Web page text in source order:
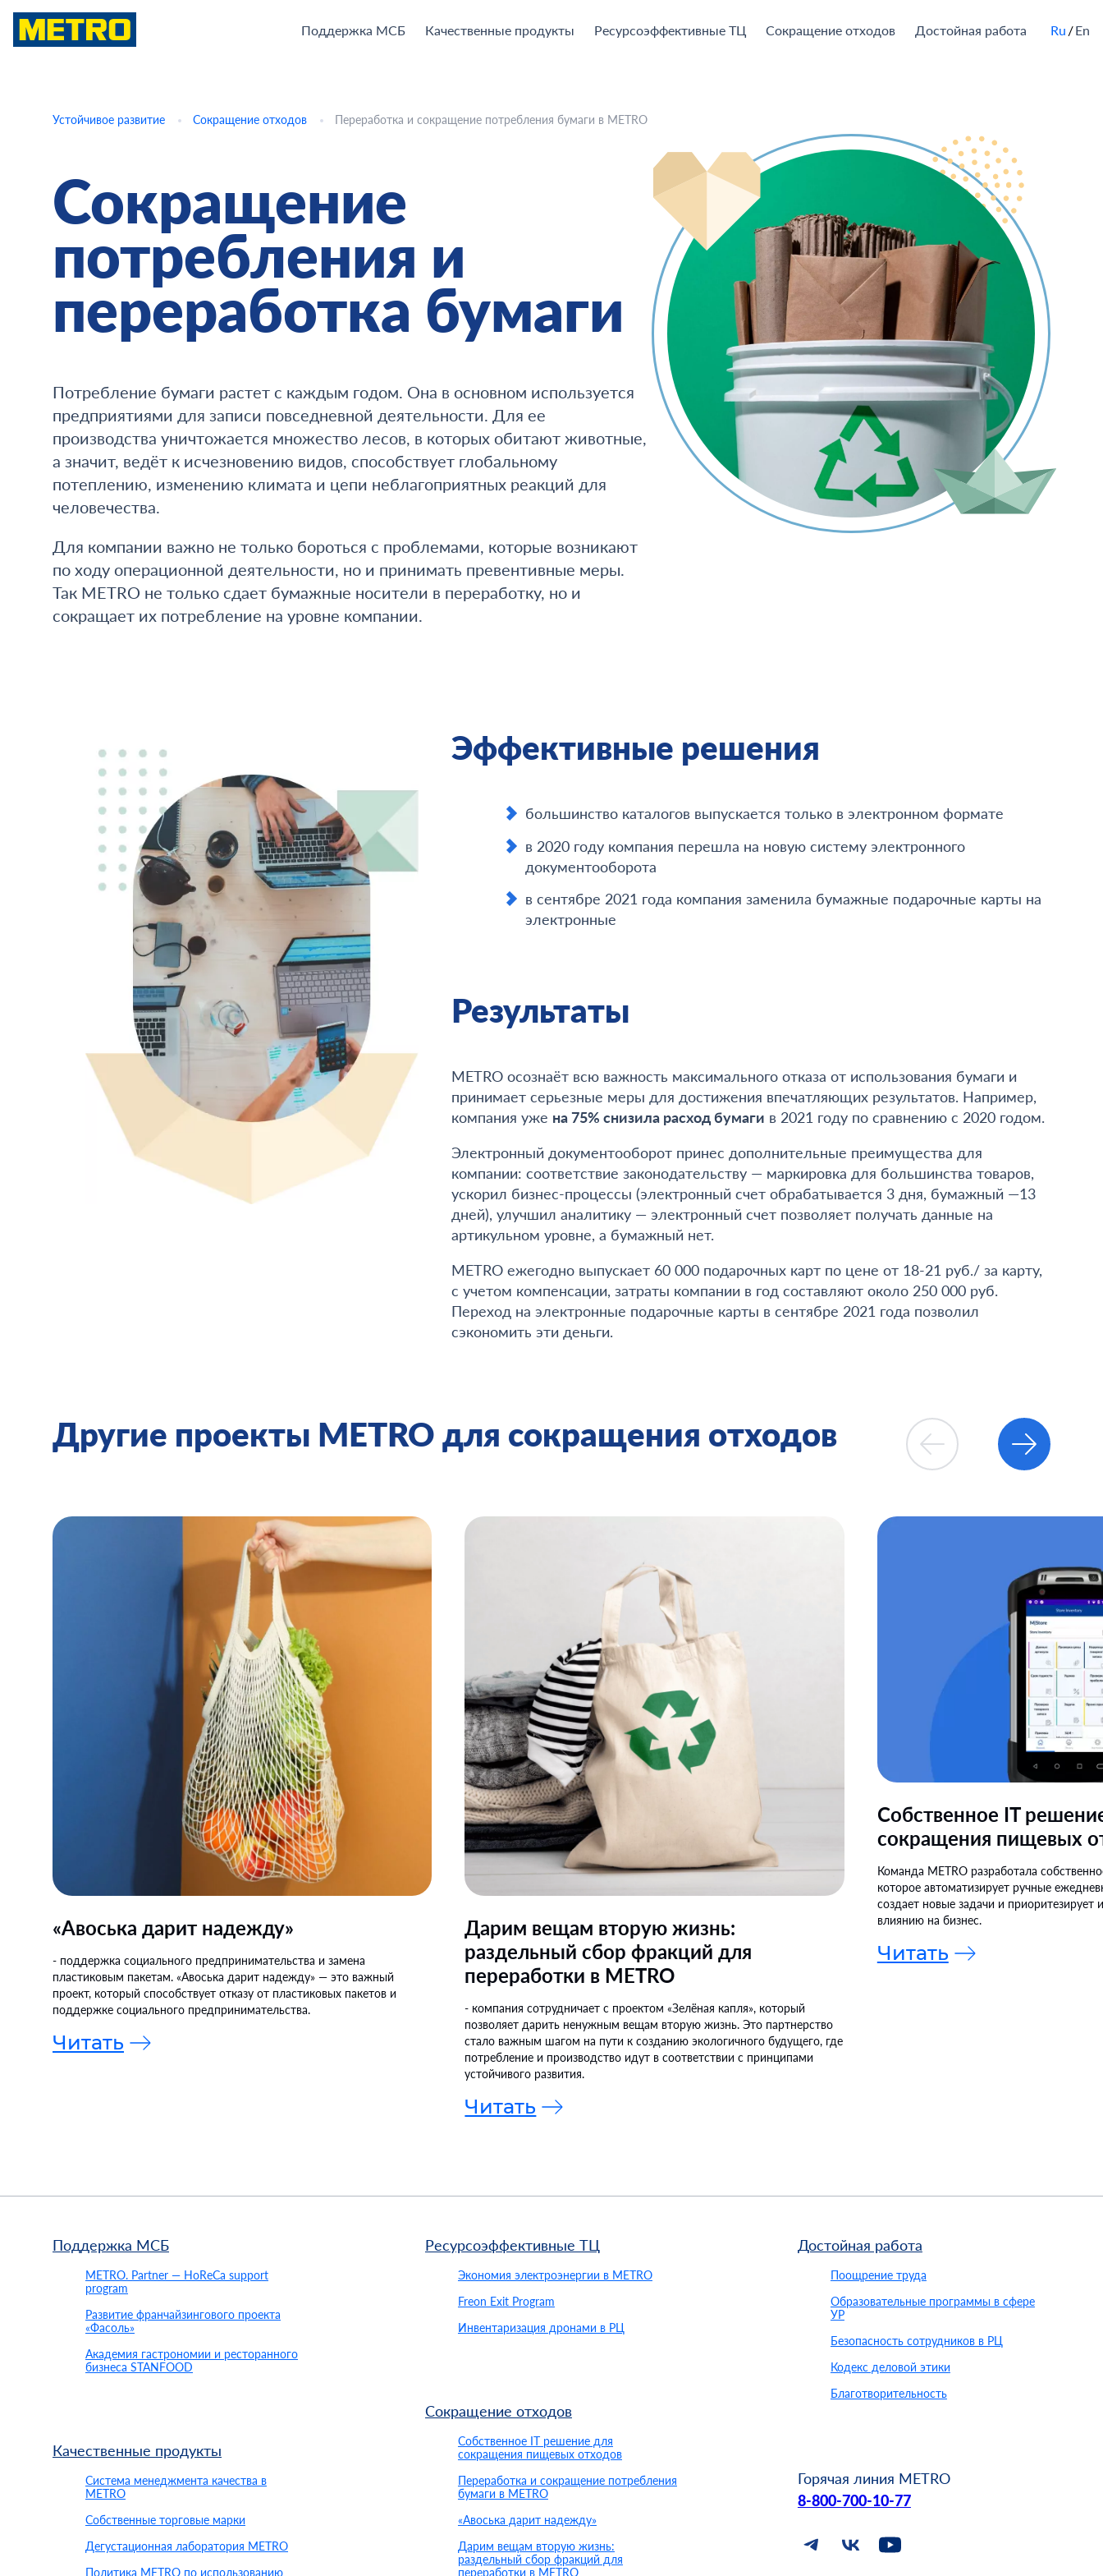
Поддержка МСБ Качественные продукты Ресурсоэффективные ТЦ Сокращение отходов Достойная работа Ru En
Устойчивое развитие Сокращение отходов Переработка и сокращение потребления бумаги в METRO
Сокращение
потребления и
переработка бумаги
Потребление бумаги растет с каждым годом. Она в основном используется
предприятиями для записи повседневной деятельности. Для ее
производства уничтожается множество лесов, в которых обитают животные,
а значит, ведёт к исчезновению видов, способствует глобальному
потеплению, изменению климата и цепи неблагоприятных реакций для
человечества.
Для компании важно не только бороться с проблемами, которые возникают
по ходу операционной деятельности, но и принимать превентивные меры.
Так METRO не только сдает бумажные носители в переработку, но и
сокращает их потребление на уровне компании.
Эффективные решения
большинство каталогов выпускается только в электронном формате
в 2020 году компания перешла на новую систему электронного
документооборота
в сентябре 2021 года компания заменила бумажные подарочные карты на
электронные
Результаты
METRO осознаёт всю важность максимального отказа от использования бумаги и
принимает серьезные меры для достижения впечатляющих результатов. Например,
компания уже на 75% снизила расход бумаги в 2021 году по сравнению с 2020 годом.
Электронный документооборот принес дополнительные преимущества для
компании: соответствие законодательству — маркировка для большинства товаров,
ускорил бизнес-процессы (электронный счет обрабатывается 3 дня, бумажный —13
дней), улучшил аналитику — электронный счет позволяет получать данные на
артикульном уровне, а бумажный нет.
METRO ежегодно выпускает 60 000 подарочных карт по цене от 18-21 руб./ за карту,
с учетом компенсации, затраты компании в год составляют около 250 000 руб.
Переход на электронные подарочные карты в сентябре 2021 года позволил
сэкономить эти деньги.
Другие проекты METRO для сокращения отходов
«Авоська дарит надежду»
- поддержка социального предпринимательства и замена
пластиковым пакетам. «Авоська дарит надежду» — это важный
проект, который способствует отказу от пластиковых пакетов и
поддержке социального предпринимательства.
Читать
Дарим вещам вторую жизнь:
раздельный сбор фракций для
переработки в METRO
- компания сотрудничает с проектом «Зелёная капля», который
позволяет дарить ненужным вещам вторую жизнь. Это партнерство
стало важным шагом на пути к созданию экологичного будущего, где
потребление и производство идут в соответствии с принципами
устойчивого развития.
Читать
Собственное IT
сокращения пищевых
Команда METRO разработала
которое автоматизирует ручные
создает новые задачи и приоритезирует
влиянию на бизнес.
Читать
Поддержка МСБ
METRO. Partner — HoReCa support
program
Развитие франчайзингового проекта
«Фасоль»
Академия гастрономии и ресторанного
бизнеса STANFOOD
Качественные продукты
Система менеджмента качества в
METRO
Собственные торговые марки
Дегустационная лаборатория METRO
Политика МЕТRO по использованию
Ресурсоэффективные ТЦ
Экономия электроэнергии в METRO
Freon Exit Program
Инвентаризация дронами в РЦ
Сокращение отходов
Собственное IT решение для
сокращения пищевых отходов
Переработка и сокращение потребления
бумаги в METRO
«Авоська дарит надежду»
Дарим вещам вторую жизнь:
раздельный сбор фракций для
переработки в METRO
Достойная работа
Поощрение труда
Образовательные программы в сфере
УР
Безопасность сотрудников в РЦ
Кодекс деловой этики
Благотворительность
Горячая линия METRO
8-800-700-10-77